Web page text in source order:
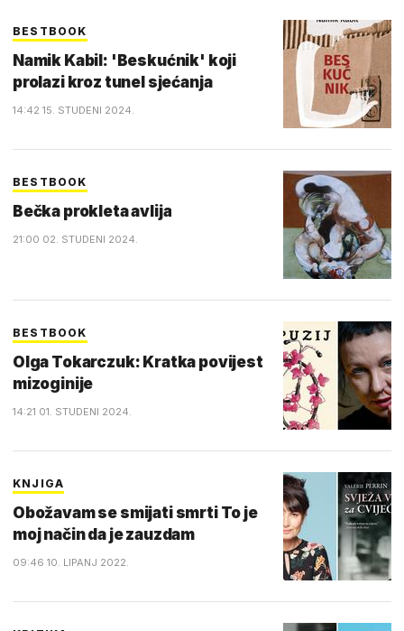
BESTBOOK
Namik Kabil: 'Beskućnik' koji
prolazi kroz tunel sjećanja
14:42 15. STUDENI 2024.
BESTBOOK
Bečka prokleta avlija
21:00 02. STUDENI 2024.
BESTBOOK
Olga Tokarczuk: Kratka povijest
mizoginije
14:21 01. STUDENI 2024.
KNJIGA
Obožavam se smijati smrti To je
moj način da je zauzdam
09:46 10. LIPANJ 2022.